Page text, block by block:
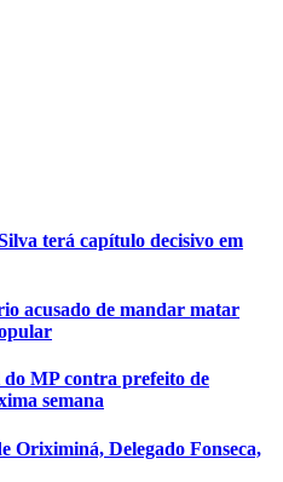
terá capítulo decisivo em
acusado de mandar matar
MP contra prefeito de
semana
Oriximiná, Delegado Fonseca,